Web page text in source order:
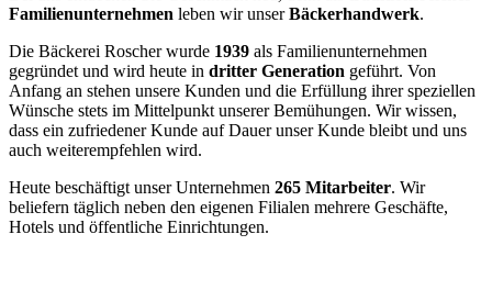
Familienunternehmen leben wir unserBäckerhandwerk.
Die Bäckerei Roscher wurde 1939 als Familienunternehmen
gegründet und wird heute in dritter Generation geführt. Von
Anfang an stehen unsere Kunden und die Erfüllung ihrer speziellen
Wünsche stets im Mittelpunkt unserer Bemühungen. Wir wissen,
dass ein zufriedener Kunde auf Dauer unser Kunde bleibt und uns
auch weiterempfehlen wird.
Heute beschäftigt unser Unternehmen 265 Mitarbeiter. Wir
beliefern täglich neben den eigenen Filialen mehrere Geschäfte,
Hotels und öffentliche Einrichtungen.